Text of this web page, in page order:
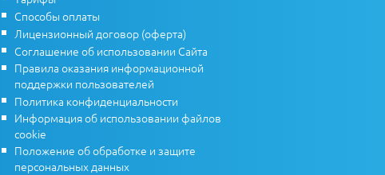
Способы оплаты
Лицензионный договор (оферта)
Соглашение об использовании Сайта
Правила оказания информационной
поддержки пользователей
Политика конфиденциальности
Информация об использовании файлов
cookie
Положение об обработке и защите
персональных данных